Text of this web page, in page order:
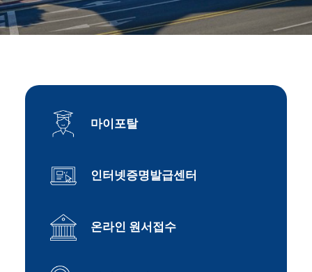
마이포탈
인터넷증명발급센터
온라인 원서접수